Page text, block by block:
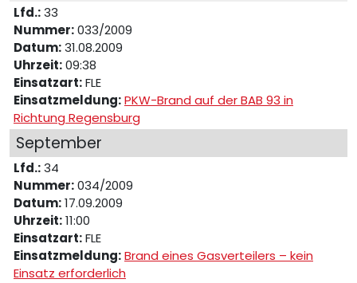
Lfd.:33
Nummer:033/2009
Datum:31.08.2009
Uhrzeit:09:38
Einsatzart:FLE
Einsatzmeldung:PKW-Brand auf der BAB 93 in
Richtung Regensburg
September
Lfd.:34
Nummer:034/2009
Datum:17.09.2009
Uhrzeit:11:00
Einsatzart:FLE
Einsatzmeldung:Brand eines Gasverteilers – kein
Einsatz erforderlich